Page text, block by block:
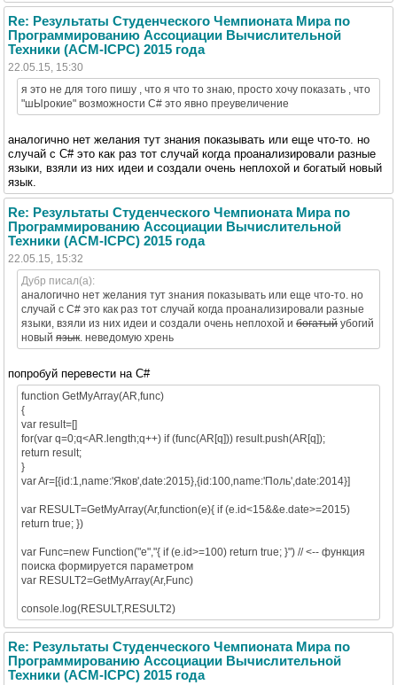
Re: Результаты Студенческого Чемпионата Мира по
Программированию Ассоциации Вычислительной
Техники (ACM-ICPC) 2015 года
22.05.15, 15:30
я это не для того пишу , что я что то знаю, просто хочу показать , что
"шЫрокие" возможности C# это явно преувеличение
аналогично нет желания тут знания показывать или еще что-то. но
случай с C# это как раз тот случай когда проанализировали разные
языки, взяли из них идеи и создали очень неплохой и богатый новый
язык.
Re: Результаты Студенческого Чемпионата Мира по
Программированию Ассоциации Вычислительной
Техники (ACM-ICPC) 2015 года
22.05.15, 15:32
Дубр писал(а):
аналогично нет желания тут знания показывать или еще что-то. но
случай с C# это как раз тот случай когда проанализировали разные
языки, взяли из них идеи и создали очень неплохой и богатый убогий
новый язык . неведомую хрень
попробуй перевести на C#
function GetMyArray(AR,func)
{
var result=[]
for(var q=0;q<AR.length;q++) if (func(AR[q])) result.push(AR[q]);
return result;
}
var Ar=[{id:1,name:'Яков',date:2015},{id:100,name:'Поль',date:2014}]
var RESULT=GetMyArray(Ar,function(e){ if (e.id<15&&e.date>=2015)
return true; })
var Func=new Function("e","{ if (e.id>=100) return true; }") // <-- функция
поиска формируется параметром
var RESULT2=GetMyArray(Ar,Func)
console.log(RESULT,RESULT2)
Re: Результаты Студенческого Чемпионата Мира по
Программированию Ассоциации Вычислительной
Техники (ACM-ICPC) 2015 года